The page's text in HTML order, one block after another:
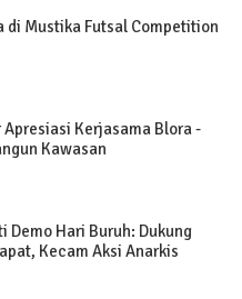
di Mustika Futsal Competition
Kerjasama Blora -
Kawasan
Demo Hari Buruh: Dukung
Kecam Aksi Anarkis